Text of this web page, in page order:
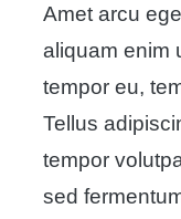
Amet arcu
aliquam enim
tempor eu,
Tellus
tempor
sed